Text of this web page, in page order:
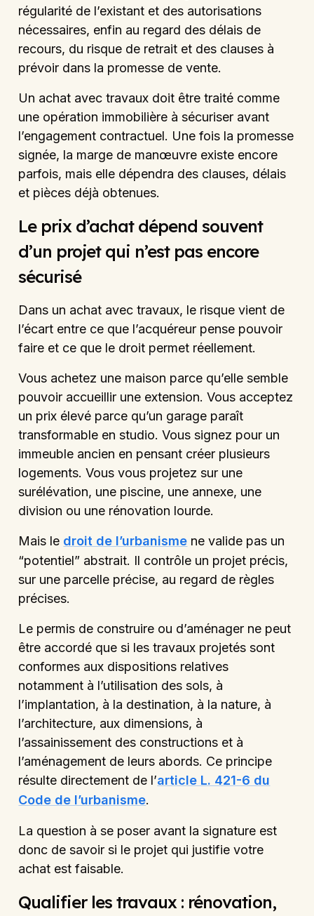
régularité de l’existant et des autorisations
nécessaires, enfin au regard des délais de
recours, du risque de retrait et des clauses à
prévoir dans la promesse de vente.
Un achat avec travaux doit être traité comme
une opération immobilière à sécuriser avant
l’engagement contractuel. Une fois la promesse
signée, la marge de manœuvre existe encore
parfois, mais elle dépendra des clauses, délais
et pièces déjà obtenues.
Le prix d’achat dépend souvent
d’un projet qui n’est pas encore
sécurisé
Dans un achat avec travaux, le risque vient de
l’écart entre ce que l’acquéreur pense pouvoir
faire et ce que le droit permet réellement.
Vous achetez une maison parce qu’elle semble
pouvoir accueillir une extension. Vous acceptez
un prix élevé parce qu’un garage paraît
transformable en studio. Vous signez pour un
immeuble ancien en pensant créer plusieurs
logements. Vous vous projetez sur une
surélévation, une piscine, une annexe, une
division ou une rénovation lourde.
Mais le droit de l’urbanisme ne valide pas un
“potentiel” abstrait. Il contrôle un projet précis,
sur une parcelle précise, au regard de règles
précises.
Le permis de construire ou d’aménager ne peut
être accordé que si les travaux projetés sont
conformes aux dispositions relatives
notamment à l’utilisation des sols, à
l’implantation, à la destination, à la nature, à
l’architecture, aux dimensions, à
l’assainissement des constructions et à
l’aménagement de leurs abords. Ce principe
résulte directement de l’article L. 421-6 du
Code de l’urbanisme.
La question à se poser avant la signature est
donc de savoir si le projet qui justifie votre
achat est faisable.
Qualifier les travaux : rénovation,